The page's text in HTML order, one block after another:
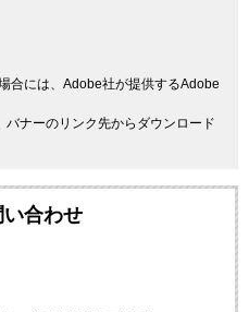
合には、Adobe社が提供するAdobe
ナーのリンク先からダウンロード
合わせ